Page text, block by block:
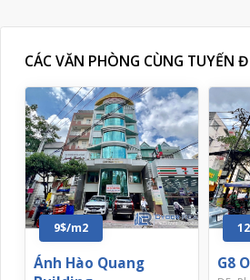
CÁC VĂN PHÒNG CÙNG TUYẾN
9$/m2
Ánh Hào Quang
G8